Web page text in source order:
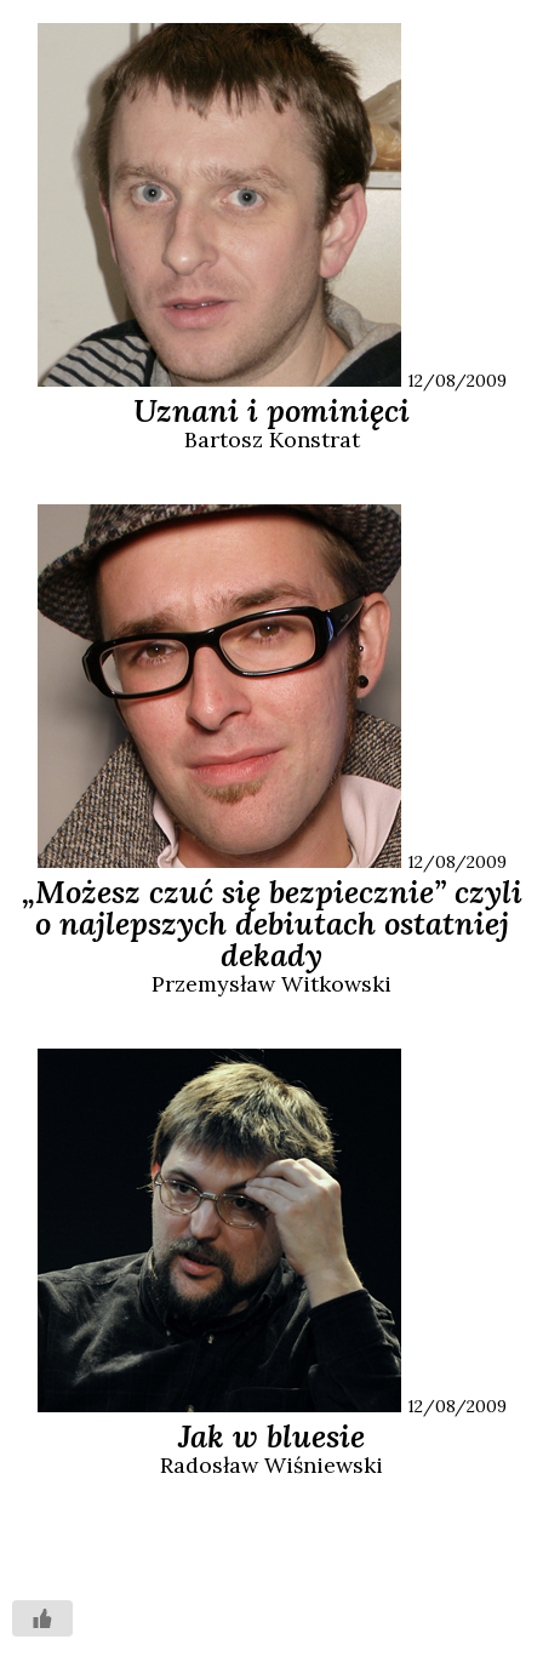
12/08/2009
Uznani i pominięci
Bartosz Konstrat
12/08/2009
„Możesz czuć się bezpiecznie” czyli
o najlepszych debiutach ostatniej
dekady
PrzemysławWitkowski
12/08/2009
Jak w bluesie
RadosławWiśniewski